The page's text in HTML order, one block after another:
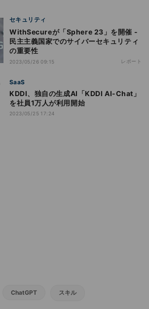
セキュリティ
WithSecureが「Sphere 23」を開催 -
民主主義国家でのサイバーセキュリティ
の重要性
2023/05/26 09:15 レポート
SaaS
KDDI、独自の生成AI「KDDI AI-Chat」
を社員1万人が利用開始
2023/05/25 17:24
ChatGPT スキル